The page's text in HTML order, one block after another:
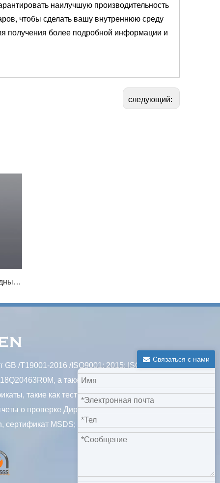
наилучшую производительность
чтобы сделать вашу внутреннюю среду
получения более подробной информации и
следующий:
Проволочная сетка с эпоксидным покрытием
/T19001-2016 /ISO9001: 2015; ISO
а также некоторые
такие как тест сетки с ячечкой из
о проверке Директивы ROHS, отчет о
сертификат MSDS; и т. д.
Связаться с нами